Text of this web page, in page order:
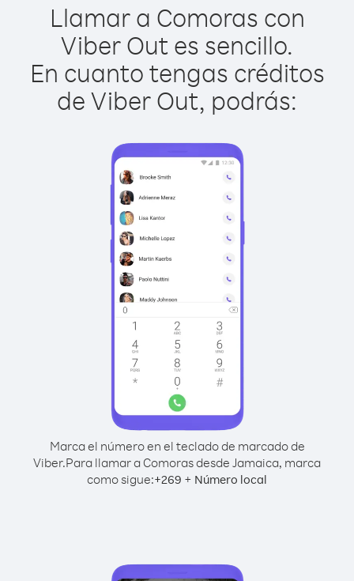
Llamar a Comoras con
Viber Out es sencillo.
En cuanto tengas créditos
de Viber Out, podrás:
Marca el número en el teclado de marcado de
Viber.Para llamar a Comoras desde Jamaica, marca
como sigue:+269 + Número local